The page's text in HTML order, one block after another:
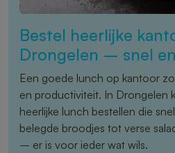
Bestel heerlijke
Drongelen – snel
Een goede lunch op kantoor
en productiviteit. In Drongelen
heerlijke lunch bestellen die
belegde broodjes tot verse
– er is voor ieder wat wils.